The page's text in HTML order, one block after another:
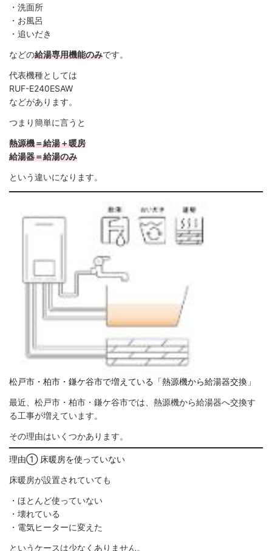
・洗面所
・お風呂
・追いだき
などの給湯専用機能のみです。
代表機種としては
RUF-E240ESAW
などがあります。
つまり簡単に言うと
熱源機＝給湯＋暖房
給湯器＝給湯のみ
という違いになります。
松戸市・柏市・鎌ケ谷市で増えている「熱源機から給湯器交換」
最近、松戸市・柏市・鎌ケ谷市では、熱源機から給湯器へ交換す
る工事が増えています。
その理由はいくつかあります。
理由① 床暖房を使っていない
床暖房が設置されていても
・ほとんど使っていない
・壊れている
・電気ヒーターに変えた
というケースは少なくありません。